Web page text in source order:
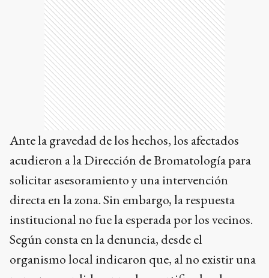
Ante la gravedad de los hechos, los afectados
acudieron a la Dirección de Bromatología para
solicitar asesoramiento y una intervención
directa en la zona. Sin embargo, la respuesta
institucional no fue la esperada por los vecinos.
Según consta en la denuncia, desde el
organismo local indicaron que, al no existir una